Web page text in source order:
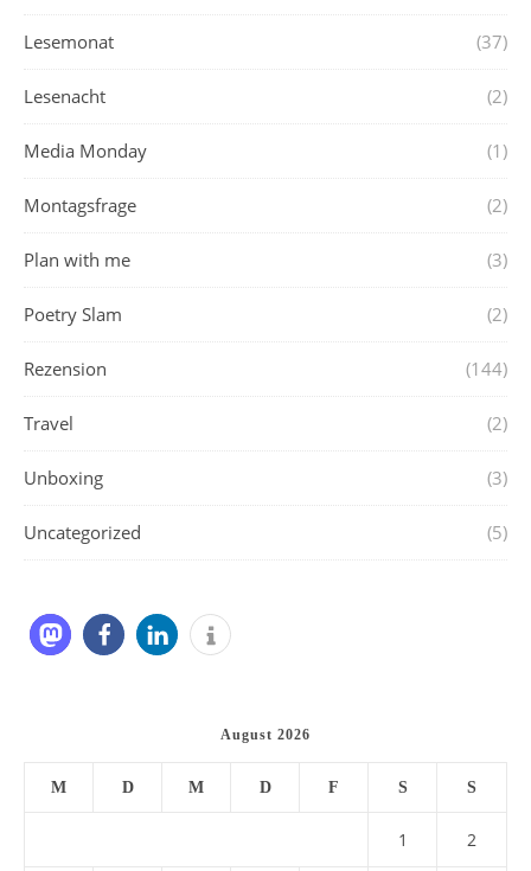
Lesemonat (37)
Lesenacht (2)
Media Monday (1)
Montagsfrage (2)
Plan with me (3)
Poetry Slam (2)
Rezension (144)
Travel (2)
Unboxing (3)
Uncategorized (5)
August 2026
M D M D F S S
1 2